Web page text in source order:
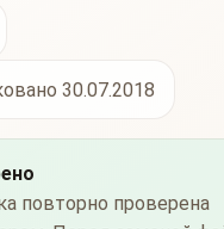
30.07.2018
повторно проверена